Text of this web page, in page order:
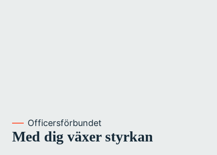
Officersförbundet
Med dig växer styrkan